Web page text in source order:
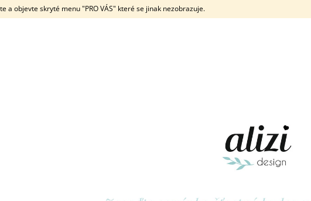
a objevte skryté menu "PRO VÁS" které se jinak nezobrazuje.
DOPORUČUJEME